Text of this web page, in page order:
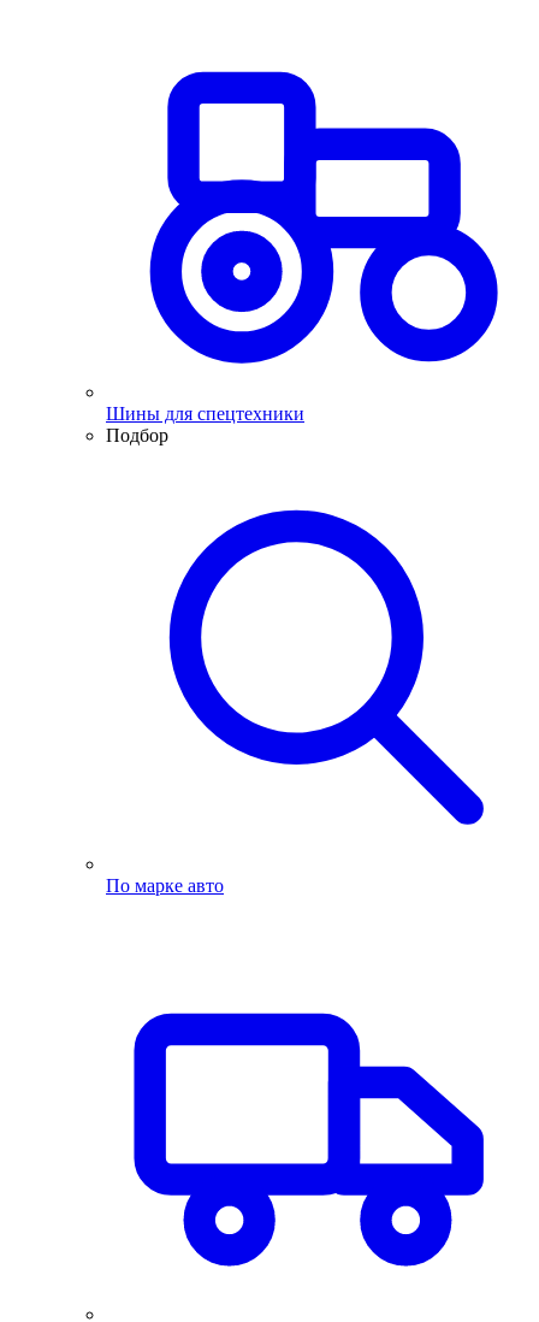
Шины для спецтехники
Подбор
По марке авто